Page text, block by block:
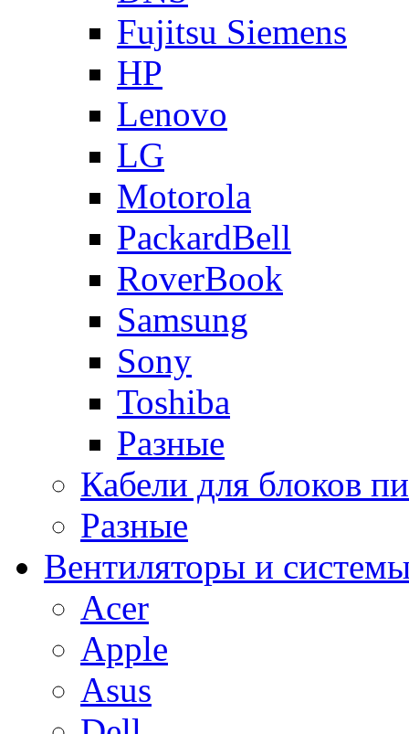
Fujitsu Siemens
HP
Lenovo
LG
Motorola
PackardBell
RoverBook
Samsung
Sony
Toshiba
Разные
Кабели для блоков
Разные
Вентиляторы и
Acer
Apple
Asus